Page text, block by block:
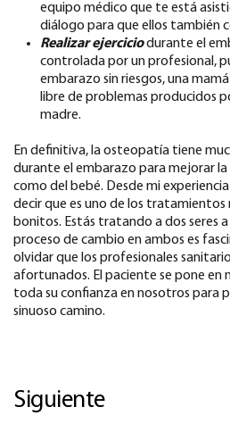
equipo médico que te está
diálogo para que ellos también
Realizar ejerciciodurante el
controlada por un profesional,
embarazo sin riesgos, una
libre de problemas producidos
madre.
En definitiva, la osteopatía tiene
durante el embarazo para mejorar
como del bebé. Desde mi
decir que es uno de los
bonitos. Estás tratando a dos seres
proceso de cambio en ambos es
olvidar que los profesionales
afortunados. El paciente se pone en
toda su confianza en nosotros para
sinuoso camino.
Siguiente